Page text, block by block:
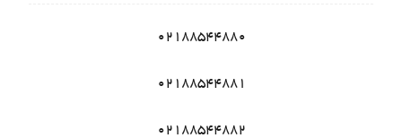
02188544880
02188544881
02188544882